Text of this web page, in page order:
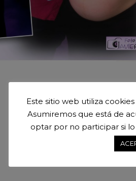
Este sitio web utiliza
Asumiremos que está de
optar por no participar si lo